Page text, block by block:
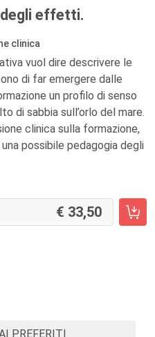
effetti.
clinica
vuol dire descrivere le
di far emergere dalle
un profilo di senso
di sabbia sull’orlo del mare.
clinica sulla formazione,
possibile pedagogia degli
33,50
PREFERITI